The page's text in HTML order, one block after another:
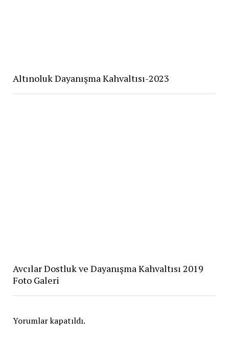
Altınoluk Dayanışma Kahvaltısı-2023
Avcılar Dostluk ve Dayanışma Kahvaltısı 2019
Foto Galeri
Yorumlar kapatıldı.